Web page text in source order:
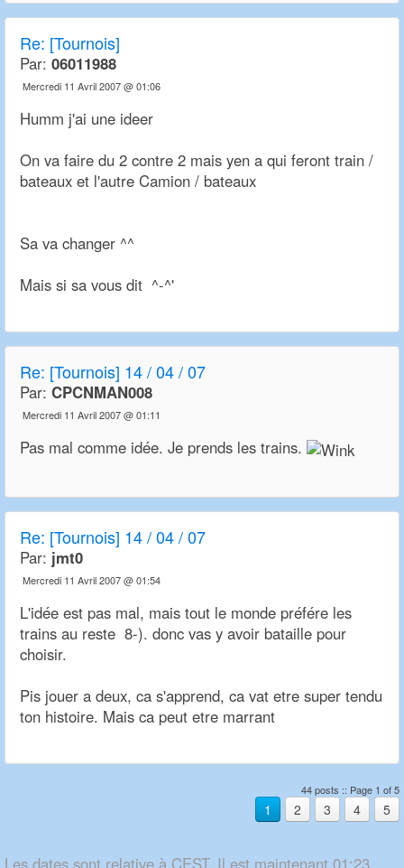
Re: [Tournois]
Par: 06011988
Mercredi 11 Avril 2007 @ 01:06
Humm j'ai une ideer
On va faire du 2 contre 2 mais yen a qui feront train /
bateaux et l'autre Camion / bateaux
Sa va changer ^^
Mais si sa vous dit ^-^'
Re: [Tournois] 14 / 04 / 07
Par: CPCNMAN008
Mercredi 11 Avril 2007 @ 01:11
Pas mal comme idée. Je prends les trains.
Re: [Tournois] 14 / 04 / 07
Par: jmt0
Mercredi 11 Avril 2007 @ 01:54
L'idée est pas mal, mais tout le monde préfére les
trains au reste 8-). donc vas y avoir bataille pour
choisir.
Pis jouer a deux, ca s'apprend, ca vat etre super tendu
ton histoire. Mais ca peut etre marrant
44 posts :: Page 1 of 5
1 2 3 4 5
Les dates sont relative à CEST. Il est maintenant 01:23.